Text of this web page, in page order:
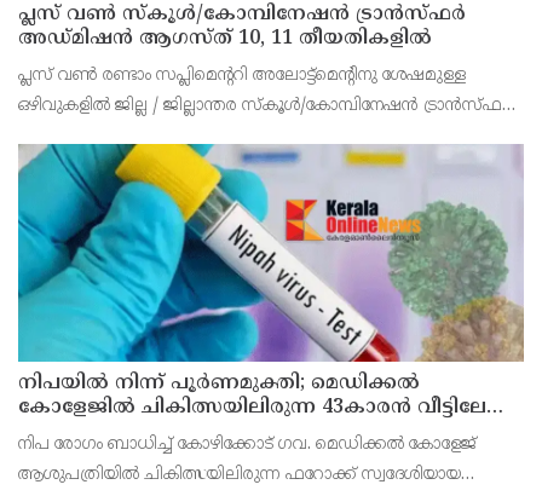
പ്ലസ് വൺ സ്‌കൂൾ/കോമ്പിനേഷൻ ട്രാൻസ്ഫർ
അഡ്മിഷൻ ആഗസ്ത് 10, 11 തീയതികളിൽ
പ്ലസ് വൺ രണ്ടാം സപ്ലിമെന്ററി അലോട്ട്‌മെന്റിനു ശേഷമുള്ള
ഒഴിവുകളിൽ ജില്ല / ജില്ലാന്തര സ്‌കൂൾ/കോമ്പിനേഷൻ ട്രാൻസ്ഫർ
വൈകിട്ട് 4 മണി വരെ നൽകിയിരുന്നു
നിപയിൽ നിന്ന് പൂർണമുക്തി; മെഡിക്കൽ
കോളേജിൽ ചികിത്സയിലിരുന്ന 43കാരൻ വീട്ടിലേക്ക്
മടങ്ങി
നിപ രോഗം ബാധിച്ച് കോഴിക്കോട് ഗവ. മെഡിക്കൽ കോളേജ്
ആശുപത്രിയിൽ ചികിത്സയിലിരുന്ന ഫറോക്ക് സ്വദേശിയായ